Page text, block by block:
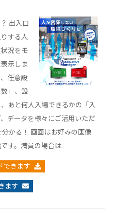
出入口
する人
況をモ
示しま
任意設
」、設
あと何人入場できるかの「入
データを様々にご活用いただ
かる！ 画面はお好みの画像
す。満員の場合は…
できます
ます